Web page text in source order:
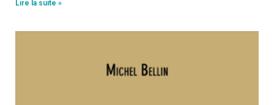
Lire la suite »